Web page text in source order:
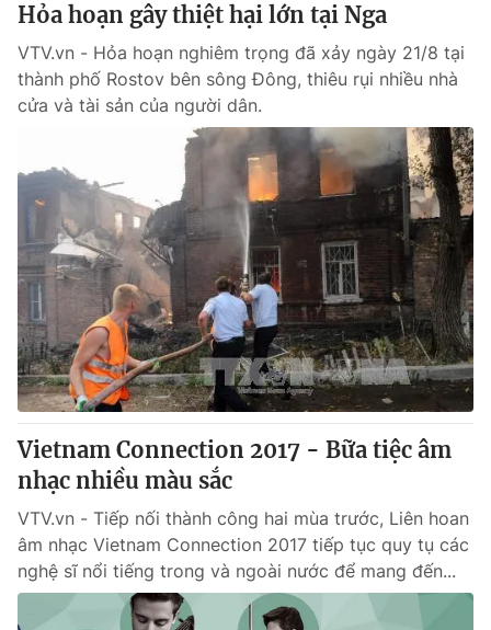
Hỏa hoạn gây thiệt hại lớn tại Nga
VTV.vn - Hỏa hoạn nghiêm trọng đã xảy ngày 21/8 tại
thành phố Rostov bên sông Đông, thiêu rụi nhiều nhà
cửa và tài sản của người dân.
Vietnam Connection 2017 - Bữa tiệc âm
nhạc nhiều màu sắc
VTV.vn - Tiếp nối thành công hai mùa trước, Liên hoan
âm nhạc Vietnam Connection 2017 tiếp tục quy tụ các
nghệ sĩ nổi tiếng trong và ngoài nước để mang đến...